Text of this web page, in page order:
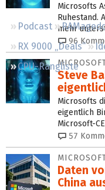
Podcast
RX 9000 „Deals“
CPU-Rangliste
Microsofts
Ruhestand.
mehr
96
Steve
Microsofts
eigentlich
Microsoft-
57
Daten
China